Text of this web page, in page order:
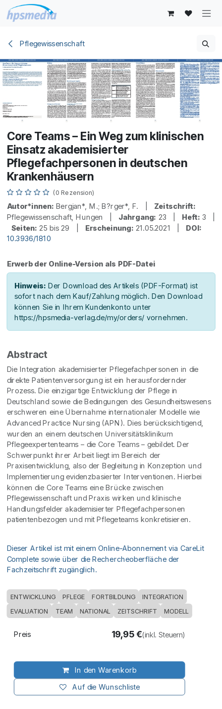
Zum Inhalt springen
Pflegewissenschaft
Core Teams – Ein Weg zum klinischen
Einsatz akademisierter
Pflegefachpersonen in deutschen
Krankenhäusern
(0 Rezension)
Autor*innen: Bergjan*, M.; B?rger*, F. | Zeitschrift:
Pflegewissenschaft, Hungen | Jahrgang: 23 | Heft: 3 |
Seiten: 25 bis 29 | Erscheinung: 21.05.2021 | DOI:
10.3936/1810
Erwerb der Online-Version als PDF-Datei
Hinweis: Der Download des Artikels (PDF-Format) ist
sofort nach dem Kauf/Zahlung möglich. Den Download
können Sie in Ihrem Kundenkonto unter
https://hpsmedia-verlag.de/my/orders/ vornehmen.
Abstract
Die Integration akademisierter Pflegefachpersonen in die
direkte Patientenversorgung ist ein herausfordernder
Prozess. Die einzigartige Entwicklung der Pflege in
Deutschland sowie die Bedingungen des Gesundheitswesens
erschweren eine Übernahme internationaler Modelle wie
Advanced Practice Nursing (APN). Dies berücksichtigend,
wurden an einem deutschen Universitätsklinikum
Pflegeexpertenteams – die Core Teams – gebildet. Der
Schwerpunkt ihrer Arbeit liegt im Bereich der
Praxisentwicklung, also der Begleitung in Konzeption und
Implementierung evidenzbasierter Interventionen. Hierbei
können die Core Teams eine Brücke zwischen
Pflegewissenschaft und Praxis wirken und klinische
Handlungsfelder akademisierter Pflegefachpersonen
patientenbezogen und mit Pflegeteams konkretisieren.
Dieser Artikel ist mit einem Online-Abonnement via CareLit
Complete sowie über die Rechercheoberfläche der
Fachzeitschrift zugänglich.
ENTWICKLUNG PFLEGE FORTBILDUNG INTEGRATION
EVALUATION TEAM NATIONAL ZEITSCHRIFT MODELL
In den Warenkorb
Auf die Wunschliste
Preis 19,95€(inkl. Steuern)